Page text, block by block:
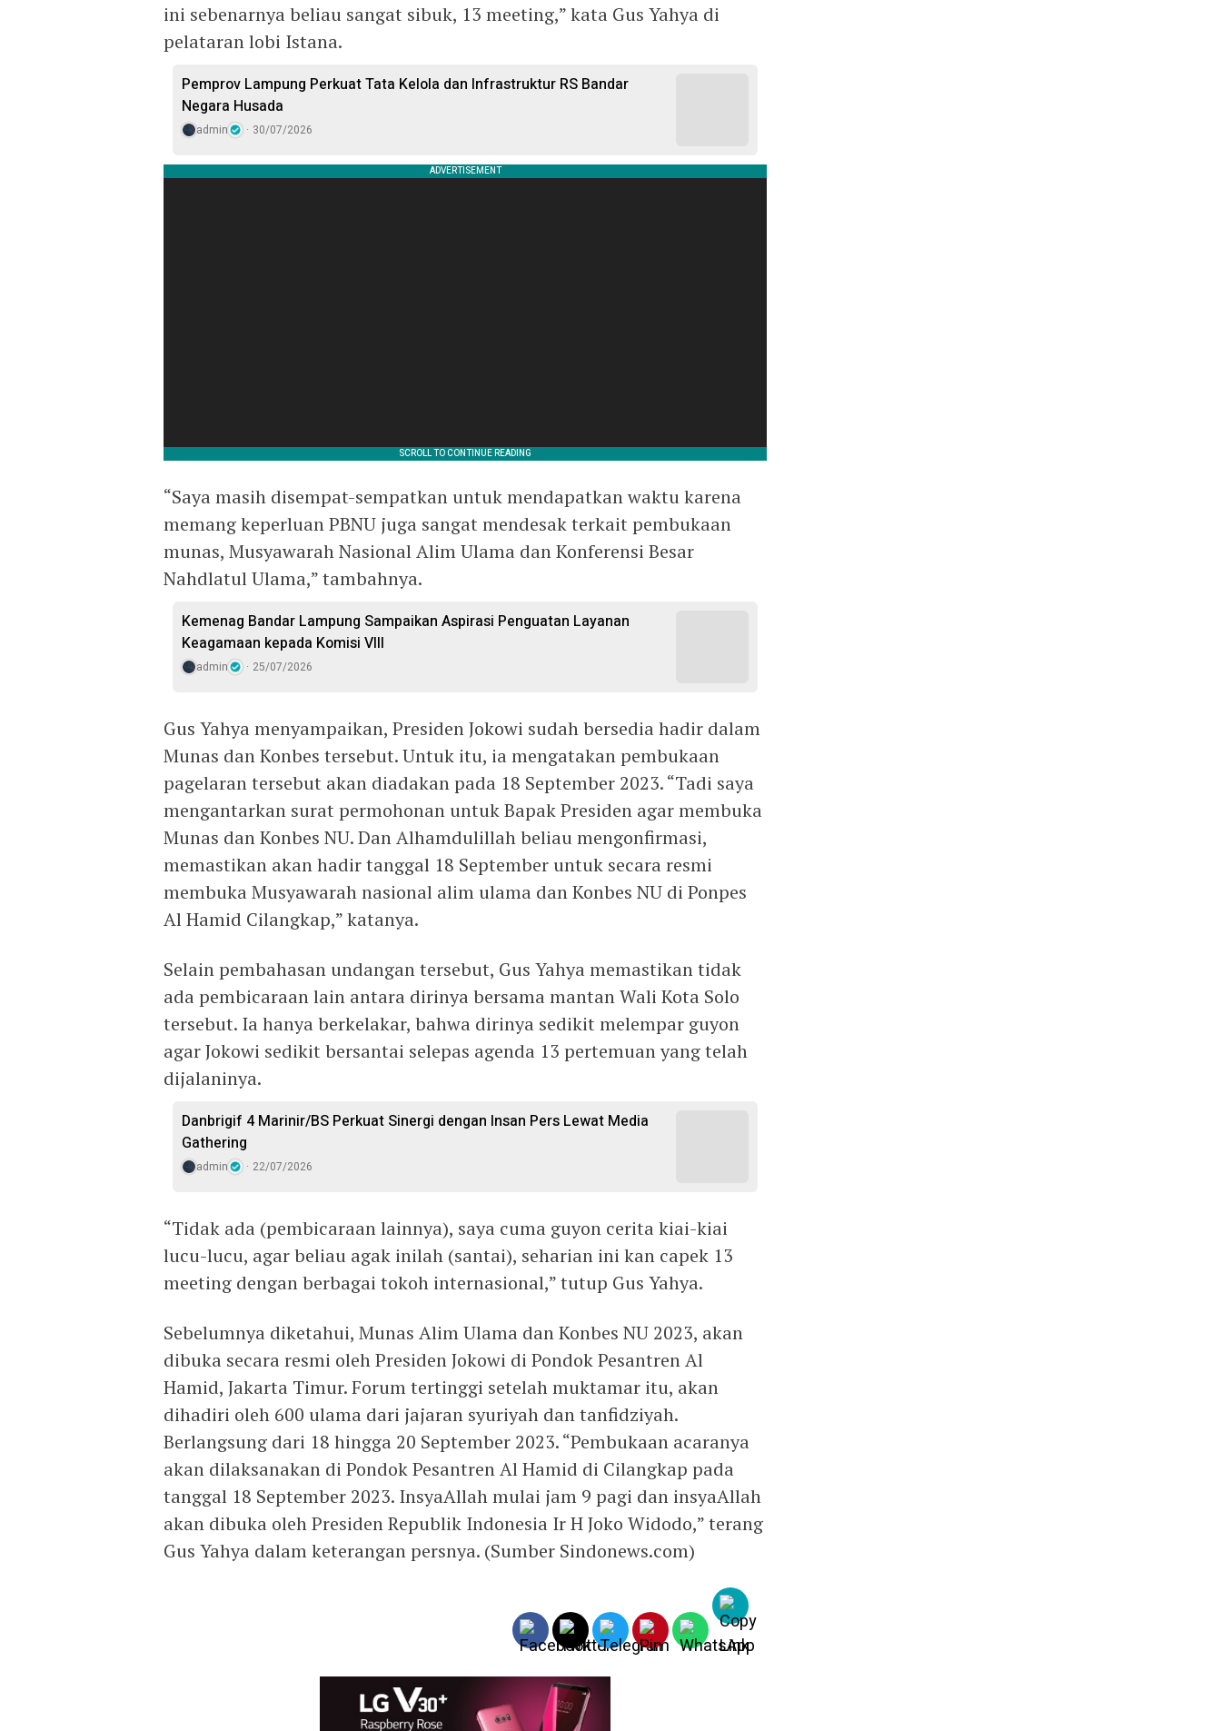
ini sebenarnya beliau sangat sibuk, 13 meeting,” kata Gus Yahya di
pelataran lobi Istana.
Pemprov Lampung Perkuat Tata Kelola dan Infrastruktur RS Bandar
Negara Husada
admin 30/07/2026
“Saya masih disempat-sempatkan untuk mendapatkan waktu karena
memang keperluan PBNU juga sangat mendesak terkait pembukaan
munas, Musyawarah Nasional Alim Ulama dan Konferensi Besar
Nahdlatul Ulama,” tambahnya.
Kemenag Bandar Lampung Sampaikan Aspirasi Penguatan Layanan
Keagamaan kepada Komisi VIII
admin 25/07/2026
Gus Yahya menyampaikan, Presiden Jokowi sudah bersedia hadir dalam
Munas dan Konbes tersebut. Untuk itu, ia mengatakan pembukaan
pagelaran tersebut akan diadakan pada 18 September 2023. “Tadi saya
mengantarkan surat permohonan untuk Bapak Presiden agar membuka
Munas dan Konbes NU. Dan Alhamdulillah beliau mengonfirmasi,
memastikan akan hadir tanggal 18 September untuk secara resmi
membuka Musyawarah nasional alim ulama dan Konbes NU di Ponpes
Al Hamid Cilangkap,” katanya.
Selain pembahasan undangan tersebut, Gus Yahya memastikan tidak
ada pembicaraan lain antara dirinya bersama mantan Wali Kota Solo
tersebut. Ia hanya berkelakar, bahwa dirinya sedikit melempar guyon
agar Jokowi sedikit bersantai selepas agenda 13 pertemuan yang telah
dijalaninya.
Danbrigif 4 Marinir/BS Perkuat Sinergi dengan Insan Pers Lewat Media
Gathering
admin 22/07/2026
“Tidak ada (pembicaraan lainnya), saya cuma guyon cerita kiai-kiai
lucu-lucu, agar beliau agak inilah (santai), seharian ini kan capek 13
meeting dengan berbagai tokoh internasional,” tutup Gus Yahya.
Sebelumnya diketahui, Munas Alim Ulama dan Konbes NU 2023, akan
dibuka secara resmi oleh Presiden Jokowi di Pondok Pesantren Al
Hamid, Jakarta Timur. Forum tertinggi setelah muktamar itu, akan
dihadiri oleh 600 ulama dari jajaran syuriyah dan tanfidziyah.
Berlangsung dari 18 hingga 20 September 2023. “Pembukaan acaranya
akan dilaksanakan di Pondok Pesantren Al Hamid di Cilangkap pada
tanggal 18 September 2023. InsyaAllah mulai jam 9 pagi dan insyaAllah
akan dibuka oleh Presiden Republik Indonesia Ir H Joko Widodo,” terang
Gus Yahya dalam keterangan persnya. (Sumber Sindonews.com)